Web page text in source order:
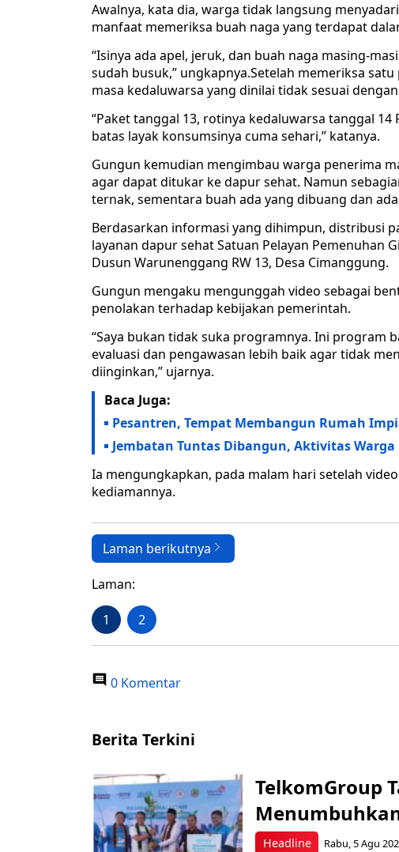
Awalnya, kata dia, warga tidak langsung
manfaat memeriksa buah naga yang terdapat
“Isinya ada apel, jeruk, dan buah naga masing-
sudah busuk,” ungkapnya.Setelah memeriksa
masa kedaluwarsa yang dinilai tidak sesuai
“Paket tanggal 13, rotinya kedaluwarsa tanggal
batas layak konsumsinya cuma sehari,” katanya.
Gungun kemudian mengimbau warga penerima
agar dapat ditukar ke dapur sehat. Namun
ternak, sementara buah ada yang dibuang dan
Berdasarkan informasi yang dihimpun, distribusi
layanan dapur sehat Satuan Pelayan Pemenuhan
Dusun Warunenggang RW 13, Desa Cimanggung.
Gungun mengaku mengunggah video sebagai
penolakan terhadap kebijakan pemerintah.
“Saya bukan tidak suka programnya. Ini program
evaluasi dan pengawasan lebih baik agar tidak
diinginkan,” ujarnya.
Baca Juga:
Pesantren, Tempat Membangun Rumah
Jembatan Tuntas Dibangun, Aktivitas
Ia mengungkapkan, pada malam hari setelah
kediamannya.
Laman berikutnya
Laman:
1 2
0 Komentar
Berita Terkini
Headline
TelkomGroup
Rabu, 5 Agu